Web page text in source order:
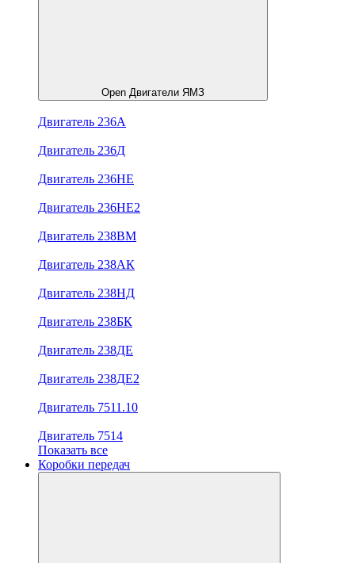
Open Двигатели ЯМЗ
Двигатель 236А
Двигатель 236Д
Двигатель 236НЕ
Двигатель 236НЕ2
Двигатель 238ВМ
Двигатель 238АК
Двигатель 238НД
Двигатель 238БК
Двигатель 238ДЕ
Двигатель 238ДЕ2
Двигатель 7511.10
Двигатель 7514
Показать все
Коробки передач